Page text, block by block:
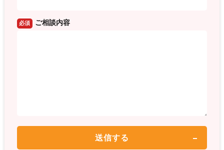
必須 ご相談内容